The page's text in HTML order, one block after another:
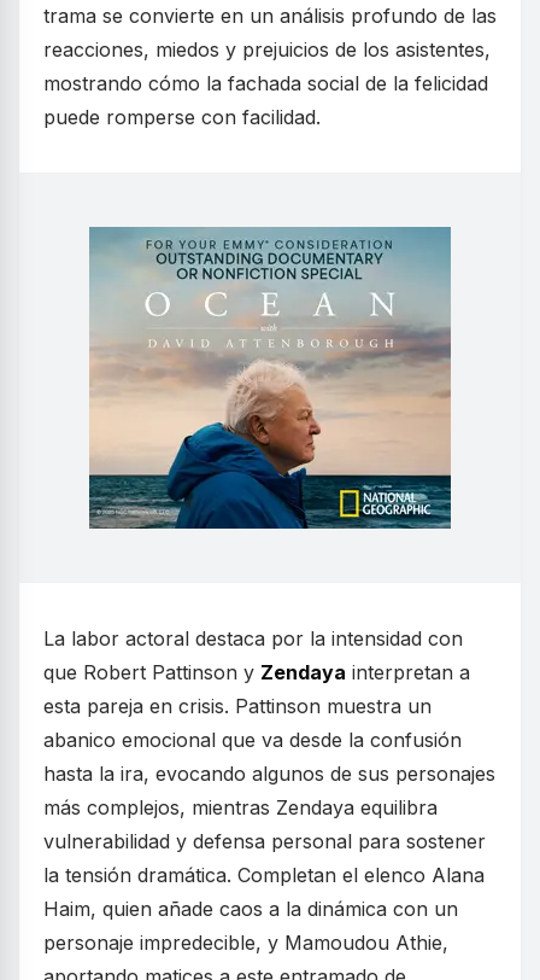
trama se convierte en un análisis profundo de las
reacciones, miedos y prejuicios de los asistentes,
mostrando cómo la fachada social de la felicidad
puede romperse con facilidad.
La labor actoral destaca por la intensidad con
que Robert Pattinson y Zendaya interpretan a
esta pareja en crisis. Pattinson muestra un
abanico emocional que va desde la confusión
hasta la ira, evocando algunos de sus personajes
más complejos, mientras Zendaya equilibra
vulnerabilidad y defensa personal para sostener
la tensión dramática. Completan el elenco Alana
Haim, quien añade caos a la dinámica con un
personaje impredecible, y Mamoudou Athie,